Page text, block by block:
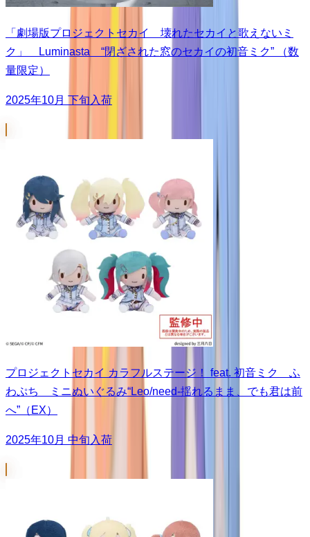
「劇場版プロジェクトセカイ 壊れたセカイと歌えないミ
ク」 Luminasta “閉ざされた窓のセカイの初音ミク” （数
量限定）
2025年10月 下旬入荷
プロジェクトセカイ カラフルステージ！ feat. 初音ミク ふ
わぷち ミニぬいぐるみ“Leo/need-揺れるまま、でも君は前
へ”（EX）
2025年10月 中旬入荷